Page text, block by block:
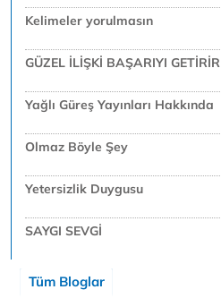
Kelimeler yorulmasın
GÜZEL İLİŞKİ BAŞARIYI GETİRİR
Yağlı Güreş Yayınları Hakkında
Olmaz Böyle Şey
Yetersizlik Duygusu
SAYGI SEVGİ
Tüm Bloglar